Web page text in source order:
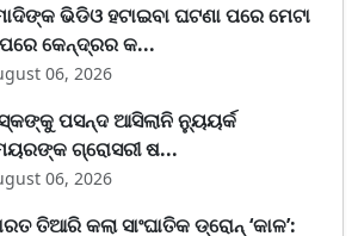
ଭିଡିଓ ହଟାଇବା ଘଟଣା ପରେ ମେଟା
କେନ୍ଦ୍ରର କ...
06, 2026
ପସନ୍ଦ ଆସିଲାନି ନ୍ୟୁୟର୍କ
ଗ୍ରୋସରୀ ଷ...
06, 2026
ତିଆରି କଲା ସାଂଘାତିକ ଡ୍ରୋନ୍ ‘କାଳ’: